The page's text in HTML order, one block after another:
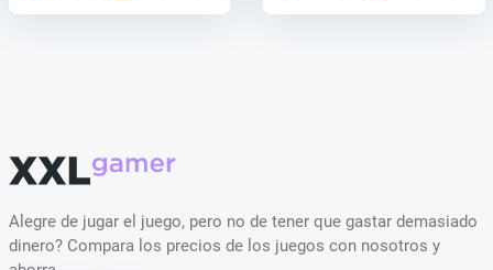
Alegre de jugar el juego, pero no de tener que gastar demasiado
dinero? Compara los precios de los juegos con nosotros y